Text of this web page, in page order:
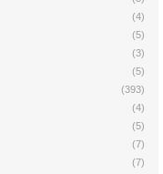
(4)
(5)
(3)
(5)
(393)
(4)
(5)
(7)
(7)